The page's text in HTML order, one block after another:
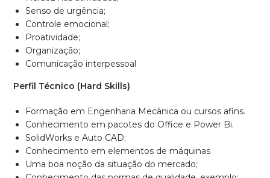
Senso de urgência;
Controle emocional;
Proatividade;
Organização;
Comunicação interpessoal
Perfil Técnico (Hard Skills)
Formação em Engenharia Mecânica ou cursos afins.
Conhecimento em pacotes do Office e Power Bi.
SolidWorks e Auto CAD;
Conhecimento em elementos de máquinas
Uma boa noção da situação do mercado;